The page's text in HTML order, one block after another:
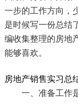
一步的工作方向，
是时候写一份总结
编收集整理的房地
能够喜欢。
房地产销售实习总
一、准备工作